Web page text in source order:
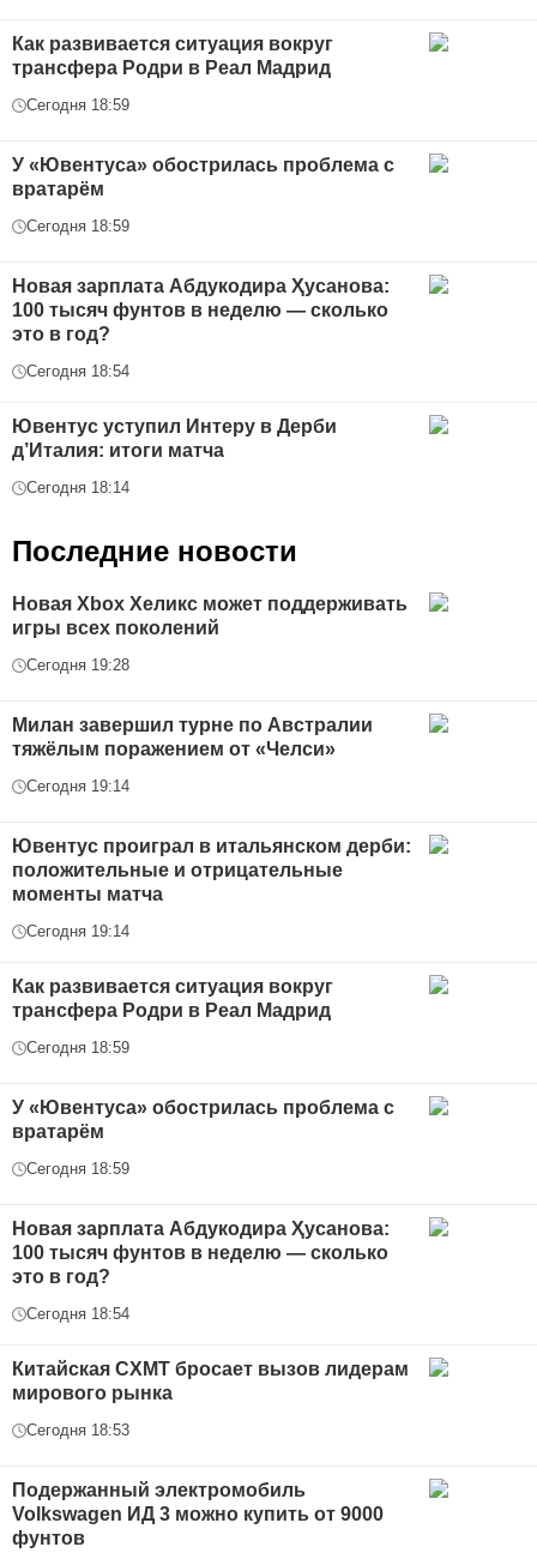
Как развивается ситуация вокруг
трансфера Родри в Реал Мадрид
Сегодня 18:59
У «Ювентуса» обострилась проблема с
вратарём
Сегодня 18:59
Новая зарплата Абдукодира Ҳусанова:
100 тысяч фунтов в неделю — сколько
это в год?
Сегодня 18:54
Ювентус уступил Интеру в Дерби
д’Италия: итоги матча
Сегодня 18:14
Последние новости
Новая Xbox Хеликс может поддерживать
игры всех поколений
Сегодня 19:28
Милан завершил турне по Австралии
тяжёлым поражением от «Челси»
Сегодня 19:14
Ювентус проиграл в итальянском дерби:
положительные и отрицательные
моменты матча
Сегодня 19:14
Как развивается ситуация вокруг
трансфера Родри в Реал Мадрид
Сегодня 18:59
У «Ювентуса» обострилась проблема с
вратарём
Сегодня 18:59
Новая зарплата Абдукодира Ҳусанова:
100 тысяч фунтов в неделю — сколько
это в год?
Сегодня 18:54
Китайская CXMT бросает вызов лидерам
мирового рынка
Сегодня 18:53
Подержанный электромобиль
Volkswagen ИД 3 можно купить от 9000
фунтов